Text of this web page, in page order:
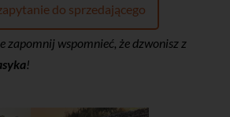
do sprzedającego
zapomnij wspomnieć, że dzwonisz z
!